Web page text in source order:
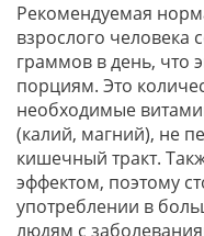
Рекомендуемая
взрослого человека
граммов в день, что
порциям. Это
необходимые
(калий, магний), не
кишечный тракт.
эффектом, поэтому
употреблении в
людям с